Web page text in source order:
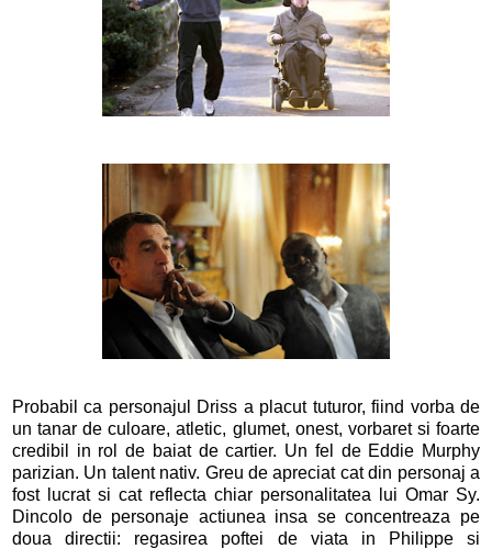
Probabil ca personajul Driss a placut tuturor, fiind vorba de
un tanar de culoare, atletic, glumet, onest, vorbaret si foarte
credibil in rol de baiat de cartier. Un fel de Eddie Murphy
parizian. Un talent nativ. Greu de apreciat cat din personaj a
fost lucrat si cat reflecta chiar personalitatea lui Omar Sy.
Dincolo de personaje actiunea insa se concentreaza pe
doua directii: regasirea poftei de viata in Philippe si